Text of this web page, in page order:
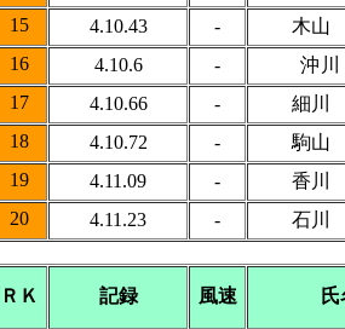
15 4.10.43 -
木山
16
4.10.6 -
沖
17
4.10.66 -
細川
18
4.10.72 -
駒山
19
4.11.09 -
香川
20
4.11.23 - 石川
ＲＫ 記録 風速